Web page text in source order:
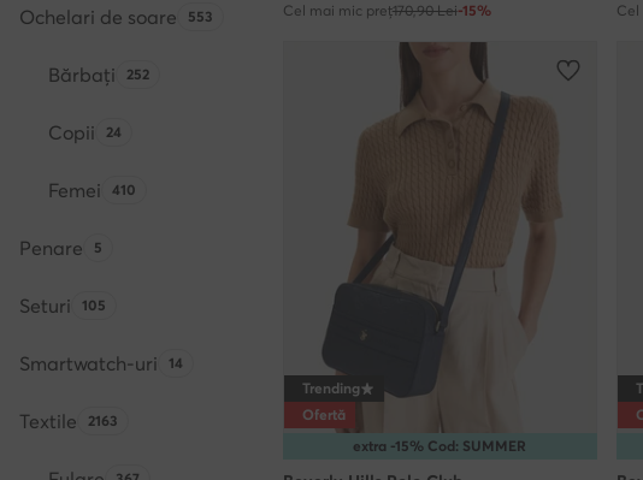
Ochelari de soare Numărul de produse:
553
Bărbați Numărul de produse:
252
Copii Numărul de produse:
24
Femei Numărul de produse:
410
Penare Numărul de produse:
5
Seturi Numărul de produse:
105
Smartwatch-uri Numărul de produse:
14
Textile Numărul de produse:
2163
Cel mai mic preț170,90 Lei-15%
extra -15% Cod: SUMMER
Trending
Ofertă